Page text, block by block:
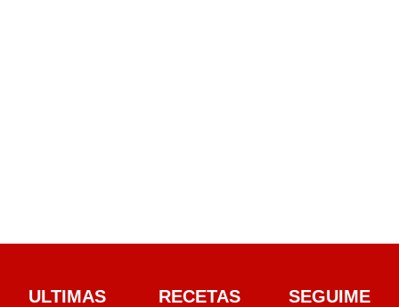
ULTIMAS
RECETAS
SEGUIME